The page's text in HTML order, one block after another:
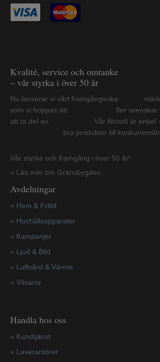
Kvalité, service och omtanke
– vår styrka i över 50 år
Nu lanserar vi vårt framgångsrika
som vi hoppas att fler svenskar
att ta del av. Vår filosofi
bra produkter till
Vår styrka och framgång i över 50 år!
» Läs mer om Gränsbygden
Avdelningar
» Hem & Fritid
» Hushållsapparater
» Kampanjer
» Ljud & Bild
» Luftvård & Värme
» Vitvaror
Handla hos oss
» Kundtjänst
» Leverantörer